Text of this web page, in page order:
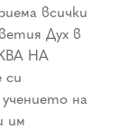
всички
Дух в
НА
си
на
им